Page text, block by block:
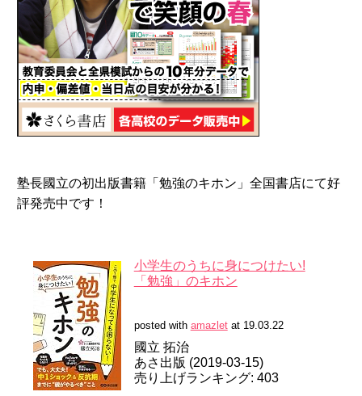
塾長國立の初出版書籍「勉強のキホン」全国書店にて好
評発売中です！
小学生のうちに身につけたい!
「勉強」のキホン
posted with amazletat 19.03.22
國立 拓治
あさ出版 (2019-03-15)
売り上げランキング: 403